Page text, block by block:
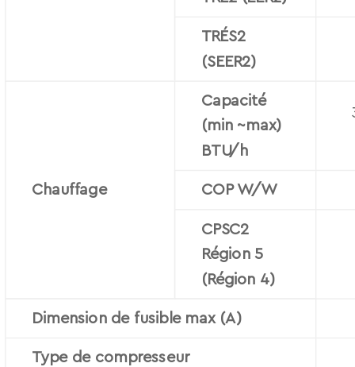
TRÉS2
(SEER2)
Chauffage
Capacité
(min ~max)
BTU/h
COP W/W
CPSC2
Région 5
(Région 4)
Dimension de fusible max (A)
Type de compresseur